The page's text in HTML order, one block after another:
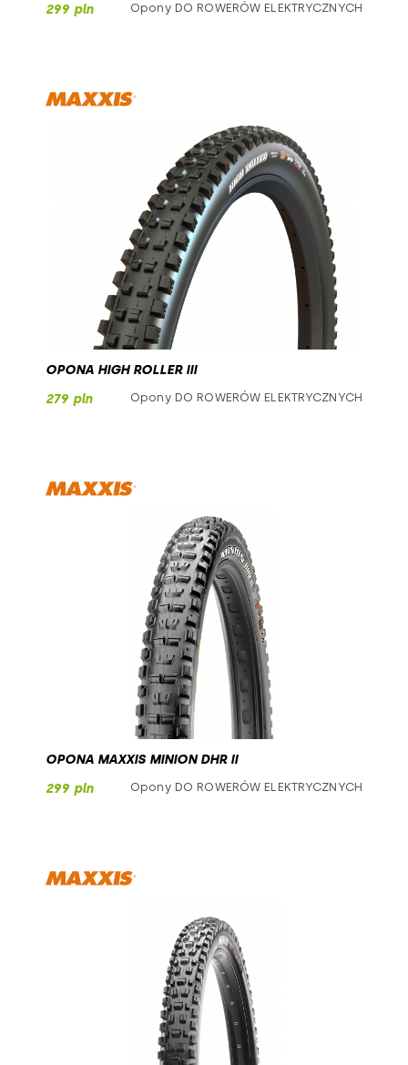
299 pln Opony DO ROWERÓW ELEKTRYCZNYCH
OPONA HIGH ROLLER III
279 pln
Opony DO ROWERÓW ELEKTRYCZNYCH
OPONA MAXXIS MINION DHR II
299 pln
Opony DO ROWERÓW ELEKTRYCZNYCH